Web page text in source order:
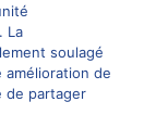
La
soulagé
amélioration de
de partager